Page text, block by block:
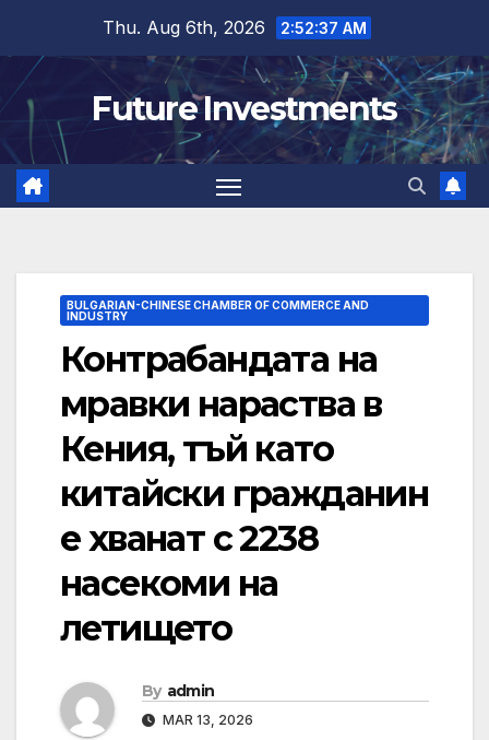
content
Thu. Aug 6th, 2026 2:52:38 AM
Future Investments
BULGARIAN-CHINESE CHAMBER OF COMMERCE AND
INDUSTRY
Контрабандата на
мравки нараства в
Кения, тъй като
китайски гражданин
е хванат с 2238
насекоми на
летището
By admin
MAR 13, 2026